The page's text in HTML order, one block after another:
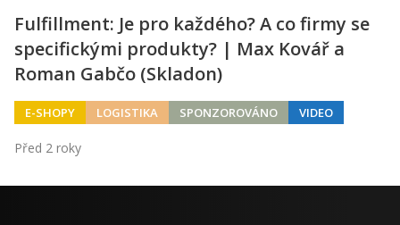
Fulfillment: Je pro každého? A co firmy se
specifickými produkty? | Max Kovář a
Roman Gabčo (Skladon)
E-SHOPY LOGISTIKA SPONZOROVÁNO VIDEO
Před 2 roky